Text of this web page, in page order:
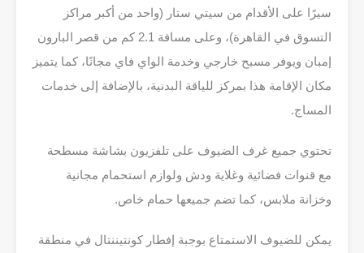
سيرًا على الأقدام من سيتي ستار (واحد من أكبر مراكز
التسوق في القاهرة)، وعلى مسافة 2.1 كم من قصر البارون
إمبان ويوفر مسبح خارجي وخدمة الواي فاي مجانًا، كما يتميز
مكان الإقامة هذا بمركز للياقة البدنية، بالإضافة إلى خدمات
المساج.
تحتوي جميع غرف الضيوف على تلفزيون بشاشة مسطحة
مع قنوات فضائية وغلاية ودش ولوازم استحمام مجانية
وخزانة ملابس، كما تضم جميعها حمام خاص.
يمكن للضيوف الاستمتاع بوجبة إفطار كونتيننتال في منطقة